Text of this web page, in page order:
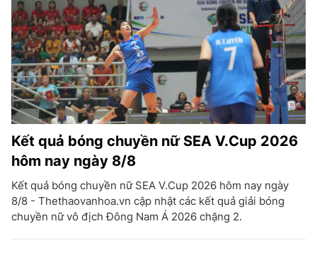
Kết quả bóng chuyền nữ SEA V.Cup 2026
hôm nay ngày 8/8
Kết quả bóng chuyền nữ SEA V.Cup 2026 hôm nay ngày
8/8 - Thethaovanhoa.vn cập nhật các kết quả giải bóng
chuyền nữ vô địch Đông Nam Á 2026 chặng 2.